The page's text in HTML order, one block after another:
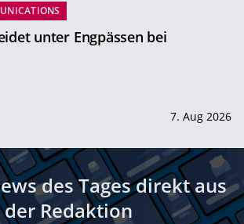
unter Engpässen bei
7. Aug 2026
des Tages direkt aus
der Redaktion